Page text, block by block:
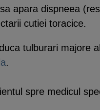
apara dispneea
cutiei toracice.
tulburari majore
.
spre medicul